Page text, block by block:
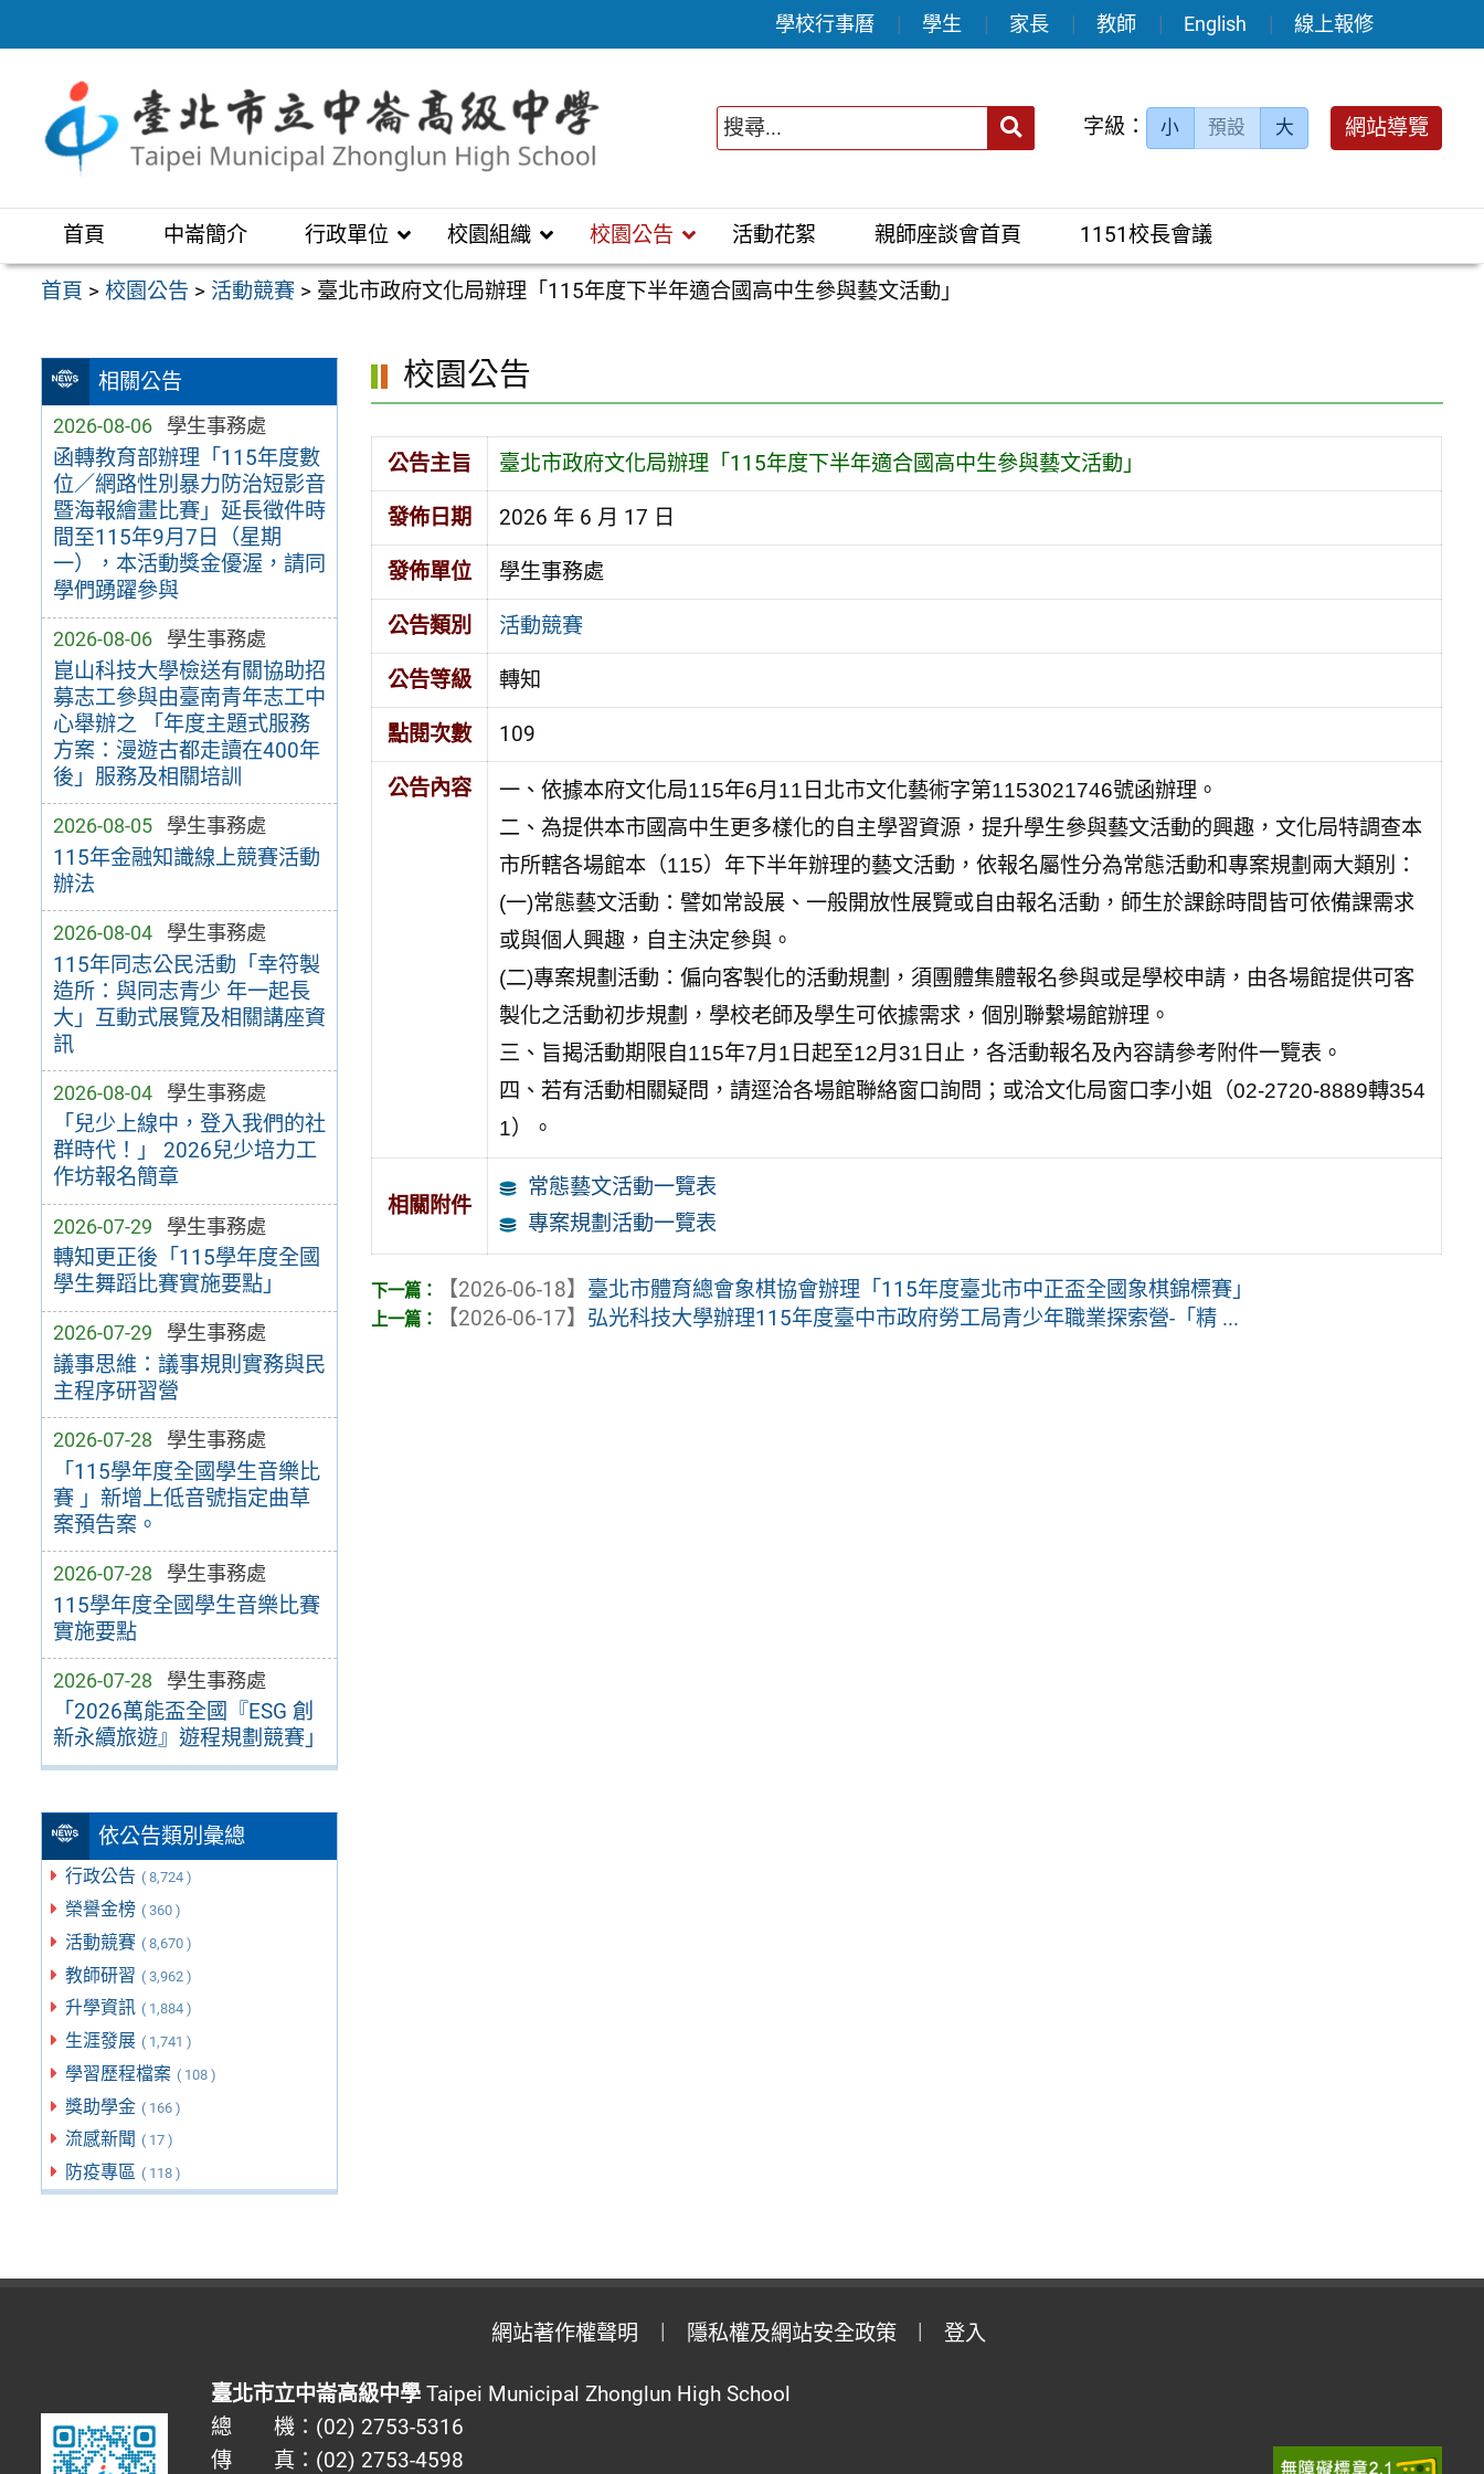
至
區
學校行事曆 學生 家長 教師 English 線上報修
送出 字級： 小 預設 大 網站導覽
首頁 中崙簡介 行政單位 校園組織 校園公告 活動花絮 親師座談會首頁 1151校長會議
首頁 >校園公告 > 活動競賽 > 臺北市政府文化局辦理「115年度下半年適合國高中生參與藝文活動」
相關公告
2026-08-06 學生事務處
函轉教育部辦理「115年度數
位／網路性別暴力防治短影音
暨海報繪畫比賽」延長徵件時
間至115年9月7日（星期
一），本活動獎金優渥，請同
學們踴躍參與
2026-08-06 學生事務處
崑山科技大學檢送有關協助招
募志工參與由臺南青年志工中
心舉辦之 「年度主題式服務
方案：漫遊古都走讀在400年
後」服務及相關培訓
2026-08-05 學生事務處
115年金融知識線上競賽活動
辦法
2026-08-04 學生事務處
115年同志公民活動「幸符製
造所：與同志青少 年一起長
大」互動式展覽及相關講座資
訊
2026-08-04 學生事務處
「兒少上線中，登入我們的社
群時代！」 2026兒少培力工
作坊報名簡章
2026-07-29 學生事務處
轉知更正後「115學年度全國
學生舞蹈比賽實施要點」
2026-07-29 學生事務處
議事思維：議事規則實務與民
主程序研習營
2026-07-28 學生事務處
「115學年度全國學生音樂比
賽 」新增上低音號指定曲草
案預告案。
2026-07-28 學生事務處
115學年度全國學生音樂比賽
實施要點
2026-07-28 學生事務處
「2026萬能盃全國『ESG 創
新永續旅遊』遊程規劃競賽」
依公告類別彙總
行政公告 ( 8,724 )
榮譽金榜 ( 360 )
活動競賽 ( 8,670 )
教師研習 ( 3,962 )
升學資訊 ( 1,884 )
生涯發展 ( 1,741 )
學習歷程檔案 ( 108 )
獎助學金 ( 166 )
流感新聞 ( 17 )
防疫專區 ( 118 )
校園公告
公告主旨 臺北市政府文化局辦理「115年度下半年適合國高中生參與藝文活動」
發佈日期 2026 年 6 月 17 日
發佈單位 學生事務處
公告類別 活動競賽
公告等級 轉知
點閱次數 109
公告內容
一、依據本府文化局115年6月11日北市文化藝術字第1153021746號函辦理。
二、為提供本市國高中生更多樣化的自主學習資源，提升學生參與藝文活動的興趣，文化局特調查本
市所轄各場館本（115）年下半年辦理的藝文活動，依報名屬性分為常態活動和專案規劃兩大類別：
(一)常態藝文活動：譬如常設展、一般開放性展覽或自由報名活動，師生於課餘時間皆可依備課需求
或與個人興趣，自主決定參與。
(二)專案規劃活動：偏向客製化的活動規劃，須團體集體報名參與或是學校申請，由各場館提供可客
製化之活動初步規劃，學校老師及學生可依據需求，個別聯繫場館辦理。
三、旨揭活動期限自115年7月1日起至12月31日止，各活動報名及內容請參考附件一覽表。
四、若有活動相關疑問，請逕洽各場館聯絡窗口詢問；或洽文化局窗口李小姐（02-2720-8889轉354
1）。
相關附件
常態藝文活動一覽表
專案規劃活動一覽表
【2026-06-18】 臺北市體育總會象棋協會辦理「115年度臺北市中正盃全國象棋錦標賽」
【2026-06-17】 弘光科技大學辦理115年度臺中市政府勞工局青少年職業探索營-「精 ...
網站著作權聲明 隱私權及網站安全政策 登入
臺北市立中崙高級中學Taipei Municipal Zhonglun High School
總 機：(02) 2753-5316
傳 真：(02) 2753-4598